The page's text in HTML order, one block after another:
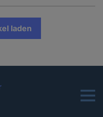
laden
Menu